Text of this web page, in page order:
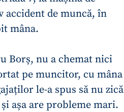
accident de muncă, în
mâna.
Borș, nu a chemat nici
pe muncitor, cu mâna
le-a spus să nu zică
așa are probleme mari.
titlu
imagine